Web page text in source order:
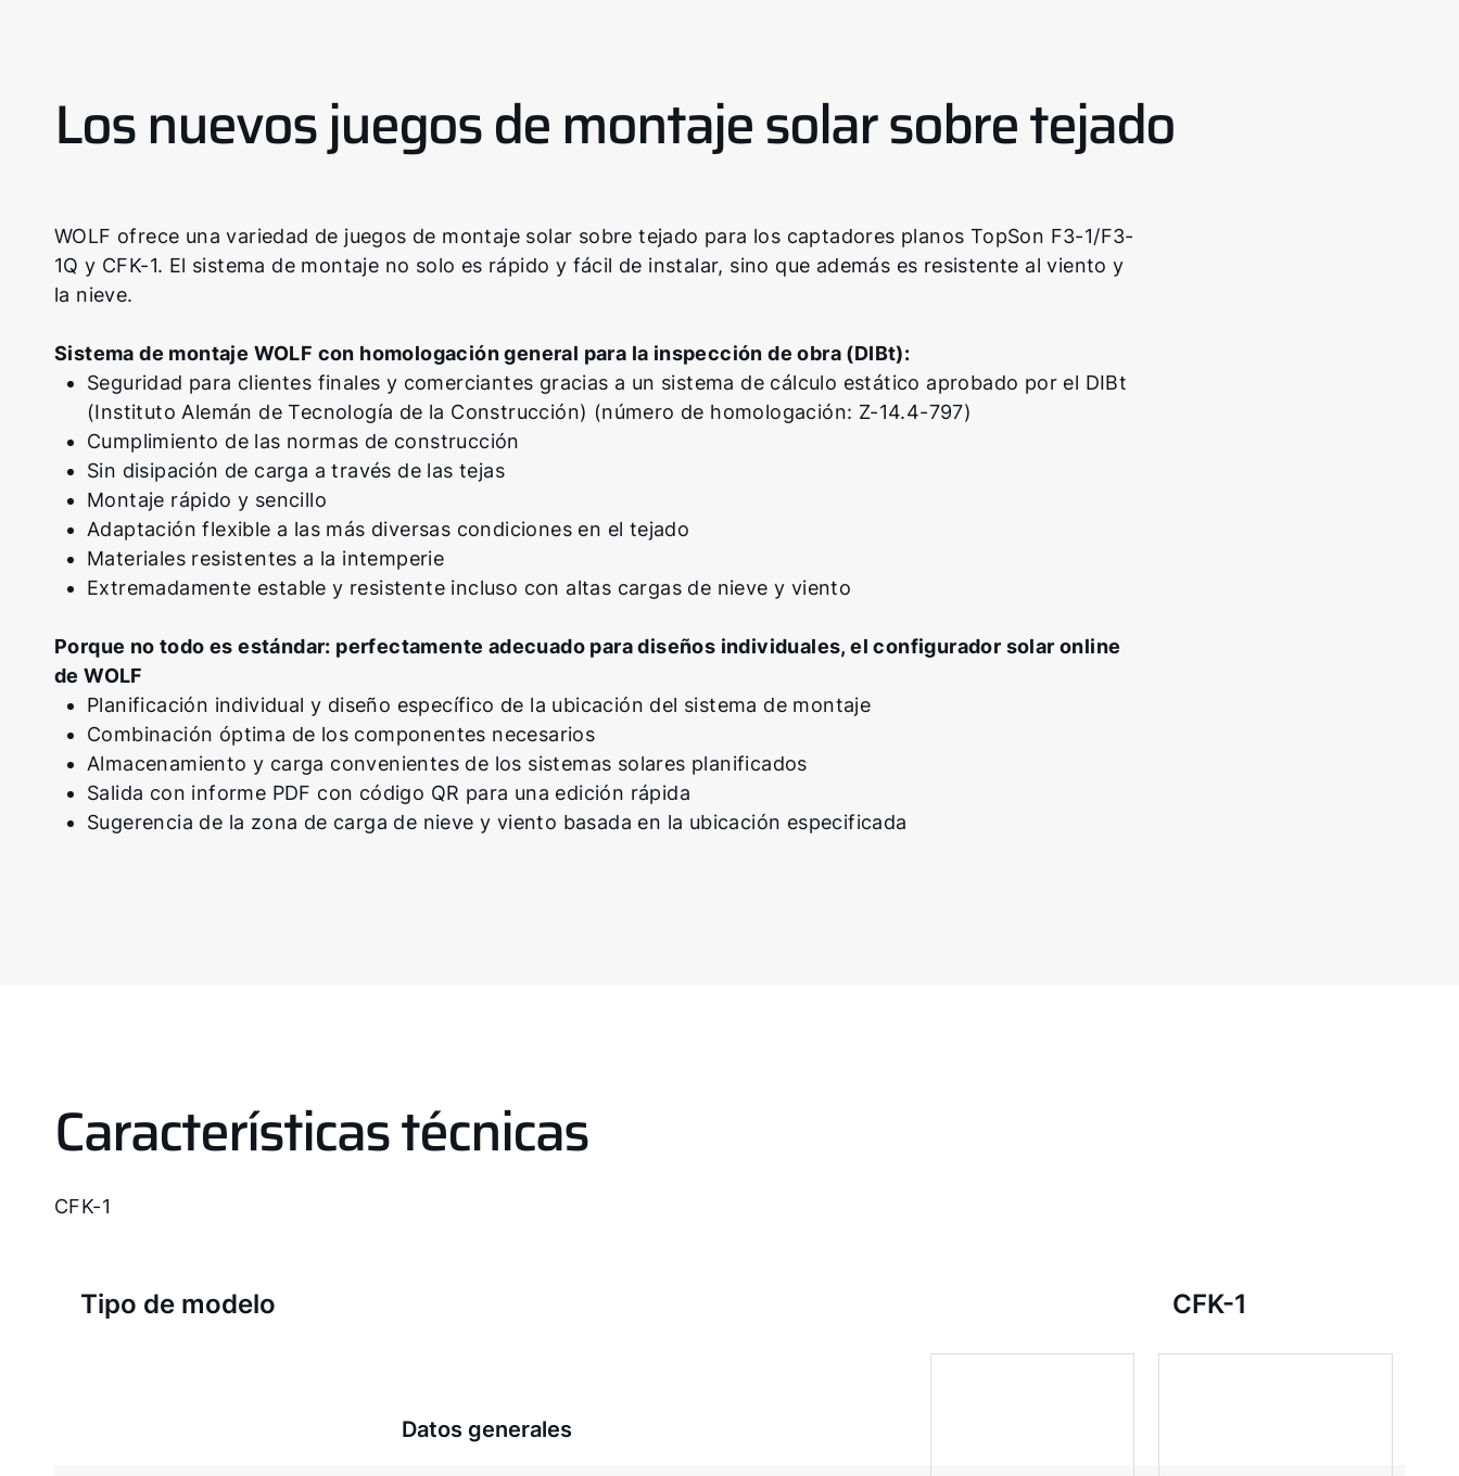
Los nuevos juegos de montaje solar sobre tejado
WOLF ofrece una variedad de juegos de montaje solar sobre tejado para los captadores planos TopSon F3-1/F3-
1Q y CFK-1. El sistema de montaje no solo es rápido y fácil de instalar, sino que además es resistente al viento y
la nieve.
Sistema de montaje WOLF con homologación general para la inspección de obra (DIBt):
Seguridad para clientes finales y comerciantes gracias a un sistema de cálculo estático aprobado por el DIBt
(Instituto Alemán de Tecnología de la Construcción) (número de homologación: Z-14.4-797)
Cumplimiento de las normas de construcción
Sin disipación de carga a través de las tejas
Montaje rápido y sencillo
Adaptación flexible a las más diversas condiciones en el tejado
Materiales resistentes a la intemperie
Extremadamente estable y resistente incluso con altas cargas de nieve y viento
Porque no todo es estándar: perfectamente adecuado para diseños individuales, el configurador solar online
de WOLF
Planificación individual y diseño específico de la ubicación del sistema de montaje
Combinación óptima de los componentes necesarios
Almacenamiento y carga convenientes de los sistemas solares planificados
Salida con informe PDF con código QR para una edición rápida
Sugerencia de la zona de carga de nieve y viento basada en la ubicación especificada
Características técnicas
CFK-1
Tipo de modelo CFK-1
Datos generales